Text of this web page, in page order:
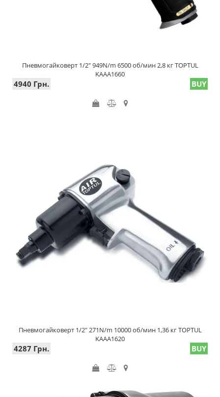
Пневмогайковерт 1/2" 949N/m 6500 об/мин 2,8 кг TOPTUL
KAAA1660
4940 Грн. BUY
Пневмогайковерт 1/2" 271N/m 10000 об/мин 1,36 кг TOPTUL
KAAA1620
4287 Грн. BUY